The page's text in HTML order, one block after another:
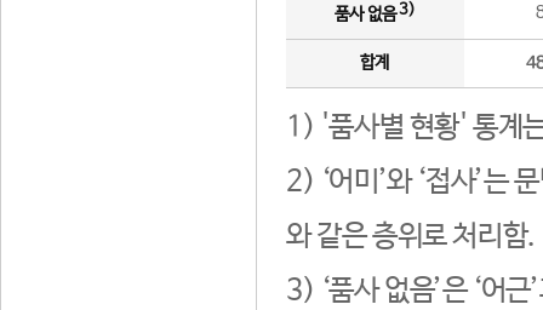
품사 없음3)
합계
1) '품사별 현황' 통계
2) ‘어미’와 ‘접사’는
와 같은 층위로 처리함.
3) ‘품사 없음’은 ‘어